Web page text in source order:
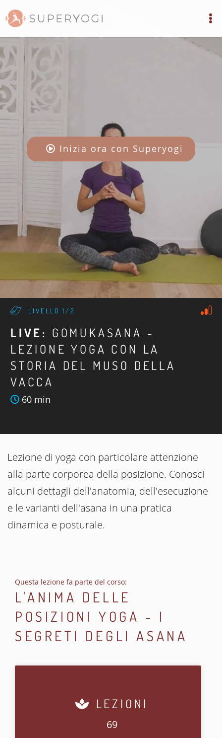
Inizia ora con Superyogi
LIVELLO 1/2
LIVE: GOMUKASANA -
LEZIONE YOGA CON LA
STORIA DEL MUSO DELLA
VACCA
60 min
Lezione di yoga con particolare attenzione
alla parte corporea della posizione. Conosci
alcuni dettagli dell'anatomia, dell'esecuzione
e le varianti dell'asana in una pratica
dinamica e posturale.
Questa lezione fa parte del corso:
L'ANIMA DELLE
POSIZIONI YOGA - I
SEGRETI DEGLI ASANA
LEZIONI
69